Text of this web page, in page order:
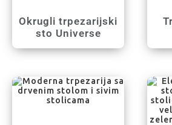
Okrugli trpezarijski
sto Universe